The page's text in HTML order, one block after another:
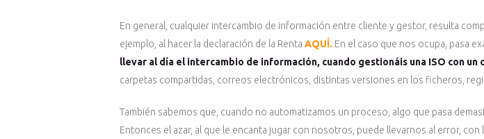
En general, cualquier intercambio de información entre cliente y gestor, resulta
ejemplo, al hacer la declaración de la Renta AQUÍ. En el caso que nos ocupa, pasa
llevar al día el intercambio de información, cuando gestionáis una ISO con un
carpetas compartidas, correos electrónicos, distintas versiones en los ficheros,
También sabemos que, cuando no automatizamos un proceso, algo que pasa
Entonces el azar, al que le encanta jugar con nosotros, puede llevarnos al error,